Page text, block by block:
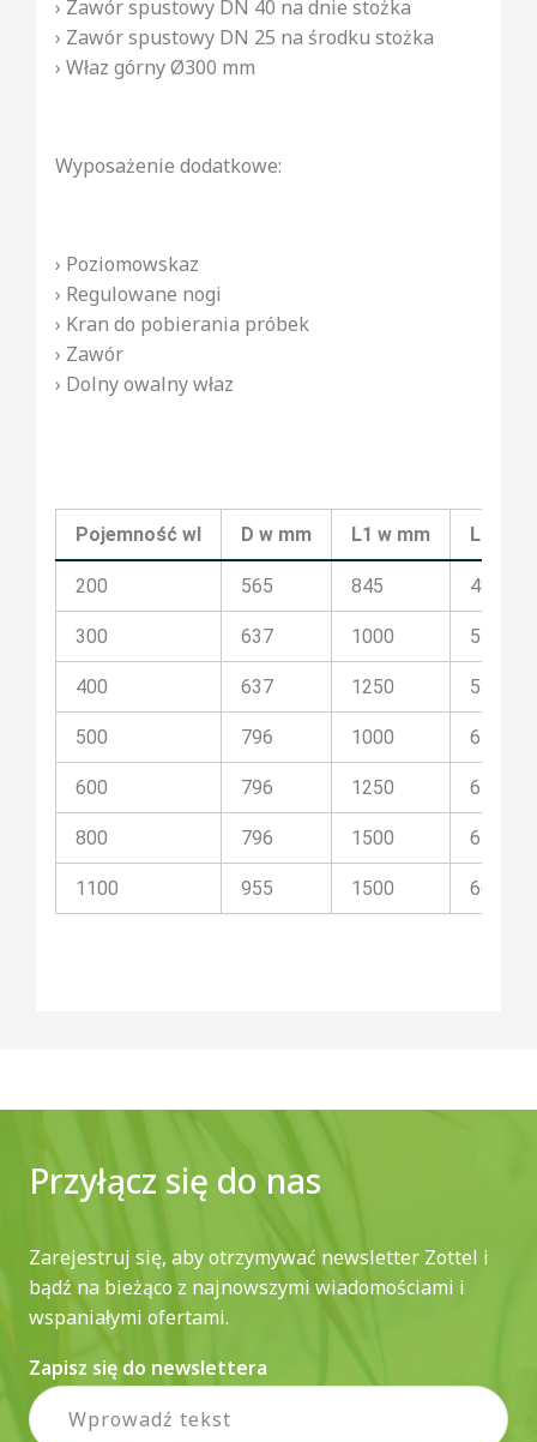
› Zawór spustowy DN 40 na dnie stożka
› Zawór spustowy DN 25 na środku stożka
› Właz górny Ø300 mm
Wyposażenie dodatkowe:
› Poziomowskaz
› Regulowane nogi
› Kran do pobierania próbek
› Zawór
› Dolny owalny właz
Pojemność wl D w mm L1 w mm L2 w
200 565 845 480
300 637 1000 530
400 637 1250 530
500 796 1000 670
600 796 1250 670
800 796 1500 670
1100 955 1500 660
Przyłącz się do nas
Zarejestruj się, aby otrzymywać newsletter Zottel i
bądź na bieżąco z najnowszymi wiadomościami i
wspaniałymi ofertami.
Zapisz się do newslettera